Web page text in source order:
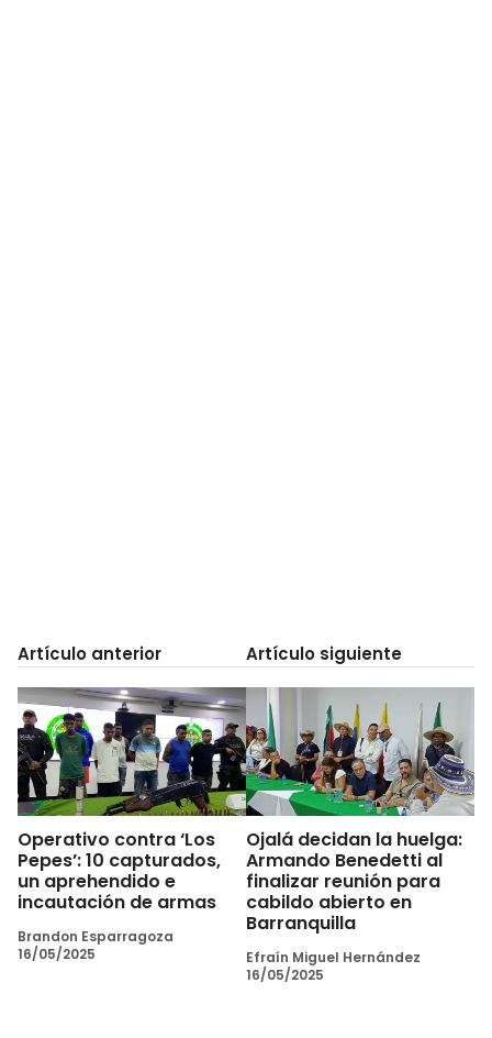
Artículo anterior
Operativo contra ‘Los
Pepes’: 10 capturados,
un aprehendido e
incautación de armas
Brandon Esparragoza
16/05/2025
Artículo siguiente
Ojalá decidan la huelga:
Armando Benedetti al
finalizar reunión para
cabildo abierto en
Barranquilla
Efraín Miguel Hernández
16/05/2025